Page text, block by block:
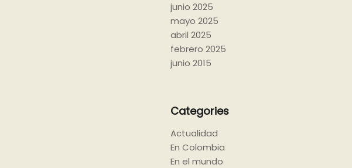
junio 2025
mayo 2025
abril 2025
febrero 2025
junio 2015
Categories
Actualidad
En Colombia
En el mundo